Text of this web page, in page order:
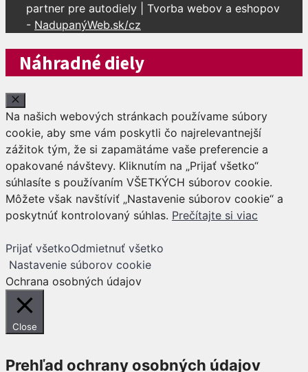
partner pre autodiely | Tvorba webov a eshopov
- NadupanýWeb.sk/cz
Náhradné diely
Close
Na našich webových stránkach používame súbory
cookie, aby sme vám poskytli čo najrelevantnejší
zážitok tým, že si zapamätáme vaše preferencie a
opakované návštevy. Kliknutím na „Prijať všetko“
súhlasíte s používaním VŠETKÝCH súborov cookie.
Môžete však navštíviť „Nastavenie súborov cookie“ a
poskytnúť kontrolovaný súhlas. Prečítajte si viac
Prijať všetkoOdmietnuť všetko
Nastavenie súborov cookie
Ochrana osobných údajov
Close
Prehľad ochrany osobných údajov